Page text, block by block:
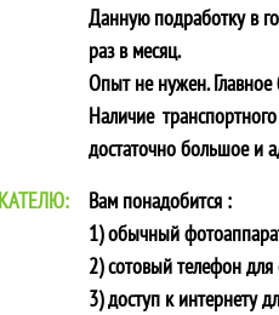
Данную подработку в
раз в месяц.
Опыт не нужен. Главное
Наличие
достаточно большое и
Вам понадобится :
1) обычный
2) сотовый телефон для
3) доступ к интернету